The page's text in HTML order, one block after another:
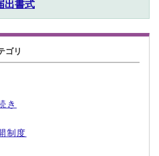
出書式
ゴリ
き
制度